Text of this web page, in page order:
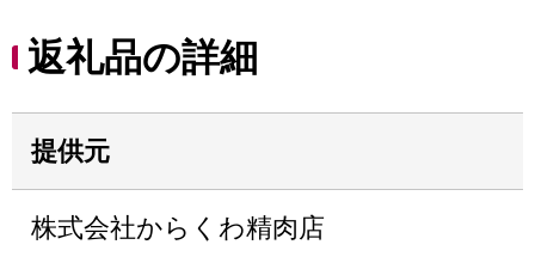
返礼品の詳細
提供元
株式会社からくわ精肉店